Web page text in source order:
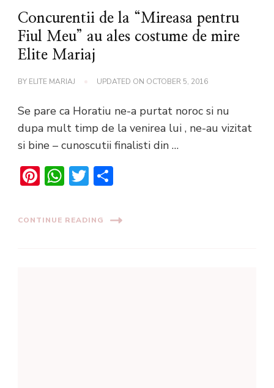
Concurentii de la “Mireasa pentru
Fiul Meu” au ales costume de mire
Elite Mariaj
BY ELITE MARIAJ UPDATED ON OCTOBER 5, 2016
Se pare ca Horatiu ne-a purtat noroc si nu
dupa mult timp de la venirea lui , ne-au vizitat
si bine – cunoscutii finalisti din …
Pinterest
WhatsApp
Twitter
CONTINUE READING